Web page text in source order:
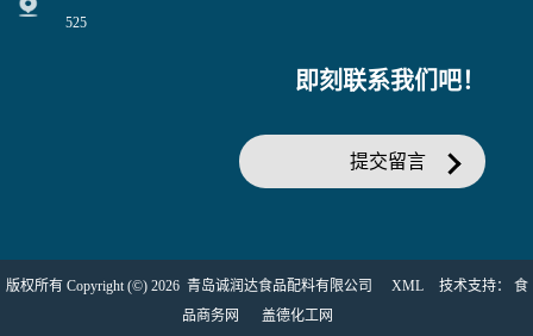
525
即刻联系我们吧！
提交留言
版权所有 Copyright (©) 2026 青岛诚润达食品配料有限公司 XML 技术支持： 食
品商务网
盖德化工网